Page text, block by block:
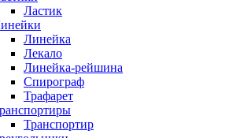
Ластик
Линейка
Лекало
Линейка-рейшина
Спирограф
Трафарет
Транспортир